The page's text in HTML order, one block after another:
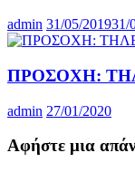
admin 31/05/201931/
ΠΡΟΣΟΧΗ:
admin 27/01/2020
Αφήστε μια